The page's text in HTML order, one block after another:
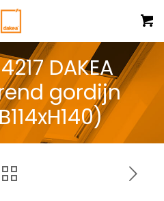
DAKEA
gordijn